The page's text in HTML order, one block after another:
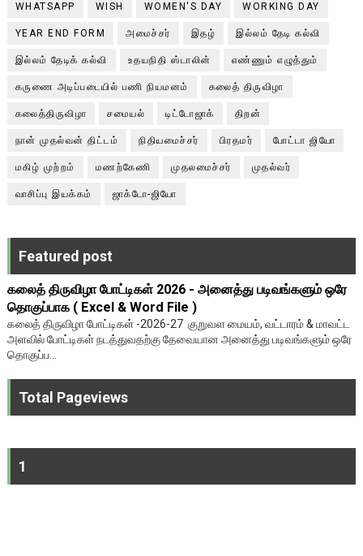
WHATSAPP WISH WOMEN'S DAY WORKING DAY
YEAR END FORM அமைச்சர் இதழ் இல்லம் தேடி கல்வி
இல்லம் தேடிக் கல்வி உதயநிதி ஸ்டாலின் எண்ணும் எழுத்தும்
கருணை அடிப்படையில் பணி நியமனம் கலைத் திருவிழா
கலைத்திருவிழா சமையல் டிட்டோஜாக் திறன்
நான் முதல்வன் திட்டம் நிதியமைச்சர் பிரதமர் போட்டா ஜியோ
மகிழ் முற்றம் மணற்கேணி முதலமைச்சர் முதல்வர்
வாசிப்பு இயக்கம் ஜாக்டோ-ஜியோ
Featured post
கலைத் திருவிழா போட்டிகள் 2026 - அனைத்து படிவங்களும் ஒரே
தொகுப்பாக ( Excel & Word File )
கலைத் திருவிழா போட்டிகள் -2026-27 குறுவள மையம், வட்டாரம் & மாவட்ட
அளவில் போட்டிகள் நடத்துவதற்கு தேவையான அனைத்து படிவங்களும் ஒரே
தொகுப்ப...
Total Pageviews
1